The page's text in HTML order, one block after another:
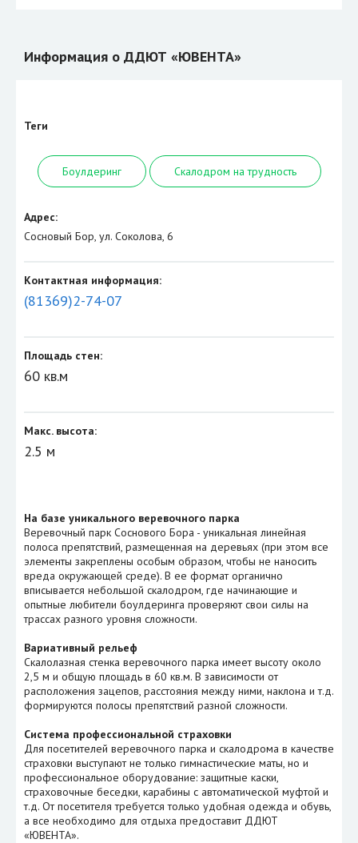
Информация о ДДЮТ «ЮВЕНТА»
Теги
Боулдеринг Скалодром на трудность
Адрес:
Сосновый Бор, ул. Соколова, 6
Контактная информация:
(81369)2-74-07
Площадь стен:
60 кв.м
Макс. высота:
2.5 м
На базе уникального веревочного парка
Веревочный парк Соснового Бора - уникальная линейная
полоса препятствий, размещенная на деревьях (при этом все
элементы закреплены особым образом, чтобы не наносить
вреда окружающей среде). В ее формат органично
вписывается небольшой скалодром, где начинающие и
опытные любители боулдеринга проверяют свои силы на
трассах разного уровня сложности.
Вариативный рельеф
Скалолазная стенка веревочного парка имеет высоту около
2,5 м и общую площадь в 60 кв.м. В зависимости от
расположения зацепов, расстояния между ними, наклона и т.д.
формируются полосы препятствий разной сложности.
Система профессиональной страховки
Для посетителей веревочного парка и скалодрома в качестве
страховки выступают не только гимнастические маты, но и
профессиональное оборудование: защитные каски,
страховочные беседки, карабины с автоматической муфтой и
т.д. От посетителя требуется только удобная одежда и обувь,
а все необходимо для отдыха предоставит ДДЮТ
«ЮВЕНТА».